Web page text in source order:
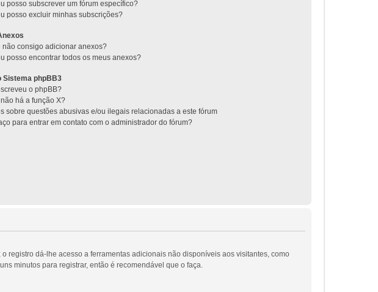
posso subscrever um fórum específico?
posso excluir minhas subscrições?
não consigo adicionar anexos?
posso encontrar todos os meus anexos?
Sistema phpBB3
o phpBB?
há a função X?
sobre questões abusivas e/ou ilegais relacionadas a este fórum
para entrar em contato com o administrador do fórum?
registro dá-lhe acesso a ferramentas adicionais não disponíveis aos visitantes, como
minutos para registrar, então é recomendável que o faça.